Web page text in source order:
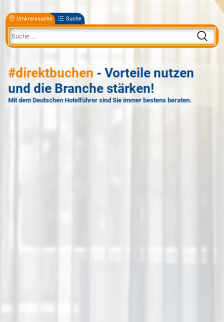
Umkreissuche Suche
#direktbuchen - Vorteile nutzen
und die Branche stärken!
Mit dem Deutschen Hotelführer sind Sie immer bestens beraten.